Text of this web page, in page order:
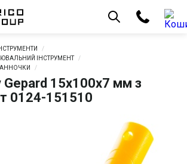
ІНСТРУМЕНТ
Gepard 15х100х7 мм з
0124-151510